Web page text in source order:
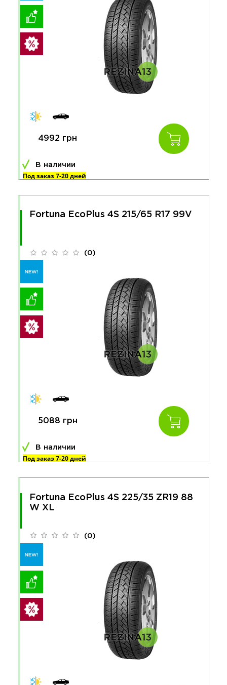
4992 грн
В наличии
Под заказ 7-20 дней
Fortuna EcoPlus 4S 215/65 R17 99V
(0)
5088 грн
В наличии
Под заказ 7-20 дней
Fortuna EcoPlus 4S 225/35 ZR19 88
W XL
(0)